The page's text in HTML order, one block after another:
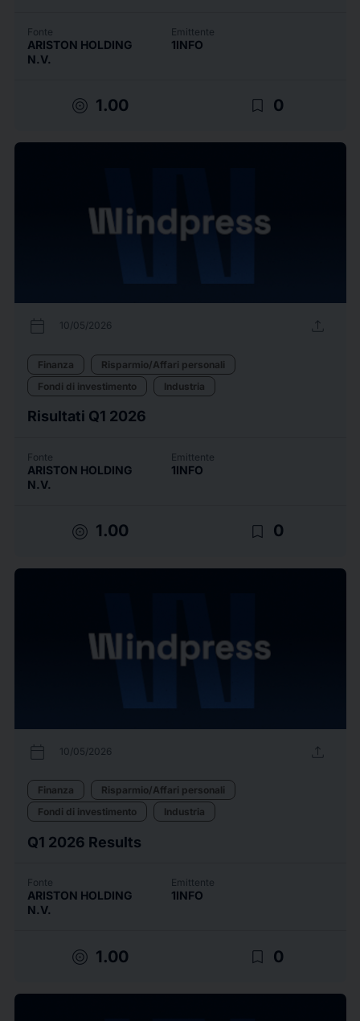
Fonte
ARISTON HOLDING
N.V.
Emittente
1INFO
target 1.00 bookmark_border 0
calendar_today 10/05/2026 upload
Finanza
Risparmio/Affari personali
Fondi di investimento
Industria
Risultati Q1 2026
Fonte
ARISTON HOLDING
N.V.
Emittente
1INFO
target 1.00 bookmark_border 0
calendar_today 10/05/2026 upload
Finanza
Risparmio/Affari personali
Fondi di investimento
Industria
Q1 2026 Results
Fonte
ARISTON HOLDING
N.V.
Emittente
1INFO
target 1.00 bookmark_border 0